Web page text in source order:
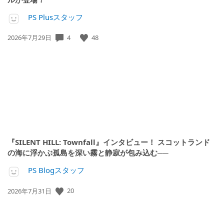
PS Plusスタッフ
公
2026年7月29日 4 48
『SILENT HILL: Townfall』インタビュー！ スコットランド
の海に浮かぶ孤島を深い霧と静寂が包み込む──
PS Blogスタッフ
公
2026年7月31日 20